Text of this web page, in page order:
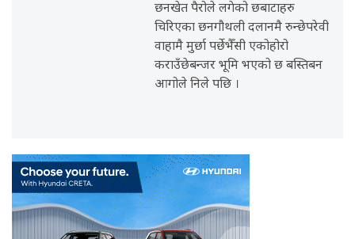
छनखेत पैरोले लगेको छबाटाहरु
चिरिएका छनगौथली दलानमै रुन्छेपरेवी
वाहामै मुर्छा पर्छेभैँसी एकोहोरो
कराउँछेबन्जर भूमि भएको छ बस्तिबन
आगोले निले पछि ।